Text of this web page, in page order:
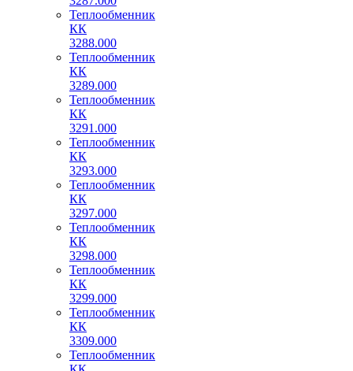
Теплообменник
КК
3288.000
Теплообменник
КК
3289.000
Теплообменник
КК
3291.000
Теплообменник
КК
3293.000
Теплообменник
КК
3297.000
Теплообменник
КК
3298.000
Теплообменник
КК
3299.000
Теплообменник
КК
3309.000
Теплообменник